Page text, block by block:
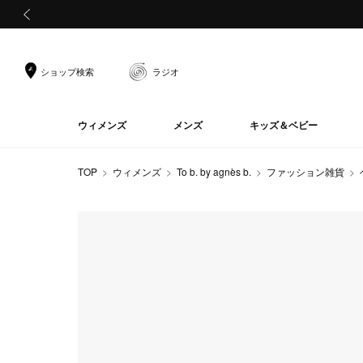
ショップ検索 ラジオ
ウィメンズ メンズ キッズ＆ベビー
TOP ウィメンズ To b. by agnès b. ファッション雑貨